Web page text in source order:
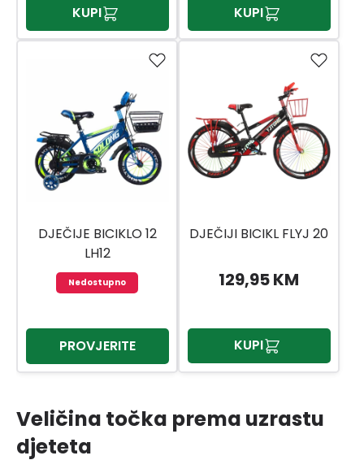
KUPI KUPI
DJEČIJE BICIKLO 12
LH12
Nedostupno
PROVJERITE
DJEČIJI BICIKL FLYJ 20
129,95 KM
KUPI
Veličina točka prema uzrastu
djeteta